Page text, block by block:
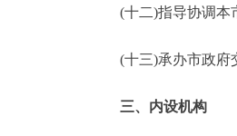
(十二)指导协调本
(十三)承办市政府交
三、内设机构